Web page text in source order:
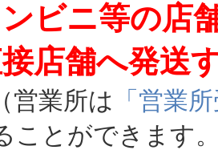
ビニ等の店
店舗へ発送
業所は 「営業
ことができます